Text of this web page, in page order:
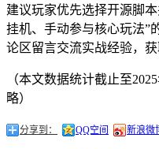
建议玩家优先选择开源脚
挂机、手动参与核心玩法”
论区留言交流实战经验，获
（本文数据统计截止至
略）
分享到： QQ空间 新浪微